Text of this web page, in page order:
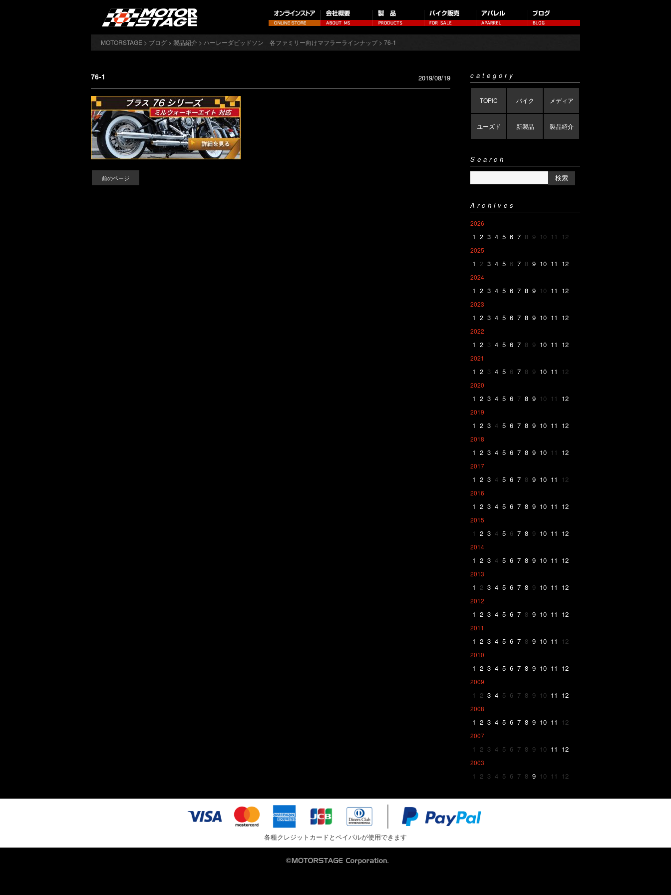
MOTORSTAGE > ブログ > 製品紹介 > ハーレーダビッドソン 各ファミリー向けマフラーラインナップ> 76-1
76-1 2019/08/19
前のページ
category
TOPIC バイク メディア
ユーズド 新製品 製品紹介
Search
Archives
2026
1 2 3 4 5 6 7 8 9 10 11 12
2025
1 2 3 4 5 6 7 8 9 10 11 12
2024
1 2 3 4 5 6 7 8 9 10 11 12
2023
1 2 3 4 5 6 7 8 9 10 11 12
2022
1 2 3 4 5 6 7 8 9 10 11 12
2021
1 2 3 4 5 6 7 8 9 10 11 12
2020
1 2 3 4 5 6 7 8 9 10 11 12
2019
1 2 3 4 5 6 7 8 9 10 11 12
2018
1 2 3 4 5 6 7 8 9 10 11 12
2017
1 2 3 4 5 6 7 8 9 10 11 12
2016
1 2 3 4 5 6 7 8 9 10 11 12
2015
1 2 3 4 5 6 7 8 9 10 11 12
2014
1 2 3 4 5 6 7 8 9 10 11 12
2013
1 2 3 4 5 6 7 8 9 10 11 12
2012
1 2 3 4 5 6 7 8 9 10 11 12
2011
1 2 3 4 5 6 7 8 9 10 11 12
2010
1 2 3 4 5 6 7 8 9 10 11 12
2009
1 2 3 4 5 6 7 8 9 10 11 12
2008
1 2 3 4 5 6 7 8 9 10 11 12
2007
1 2 3 4 5 6 7 8 9 10 11 12
2003
1 2 3 4 5 6 7 8 9 10 11 12
各種クレジットカードとペイパルが使用できます